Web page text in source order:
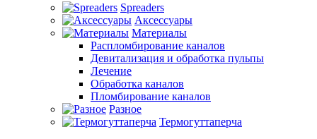
Spreaders
Аксессуары
Материалы
Распломбирование каналов
Девитализация и обработка пульпы
Лечение
Обработка каналов
Пломбирование каналов
Разное
Термогуттаперча